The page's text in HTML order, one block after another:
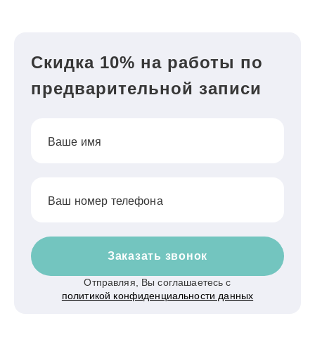
Скидка 10% на работы по
предварительной записи
Ваше имя
Ваш номер телефона
Заказать звонок
Отправляя, Вы соглашаетесь с
политикой конфиденциальности данных